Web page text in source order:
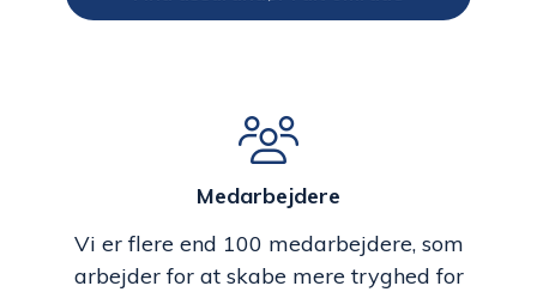
Medarbejdere
Vi er flere end 100 medarbejdere, som
arbejder for at skabe mere tryghed for